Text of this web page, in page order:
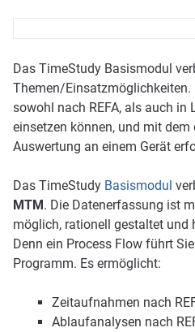
Das TimeStudy Basismodul
Themen/Einsatzmöglichkeiten.
sowohl nach REFA, als auch in
einsetzen können, und mit
Auswertung an einem Gerät
Das TimeStudy Basismodul
MTM. Die Datenerfassung ist
möglich, rationell gestaltet und
Denn ein Process Flow führt
Programm. Es ermöglicht:
Zeitaufnahmen nach
Ablaufanalysen nach